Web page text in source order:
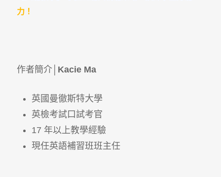
力！
作者簡介│ Kacie Ma
英國曼徹斯特大學
英檢考試口試考官
17 年以上教學經驗
現任英語補習班班主任